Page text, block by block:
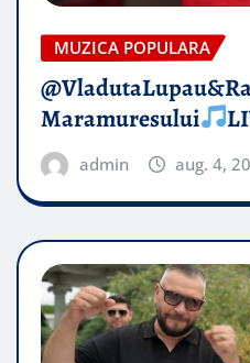
MUZICA POPULARA
Maramuresului
admin aug. 4,